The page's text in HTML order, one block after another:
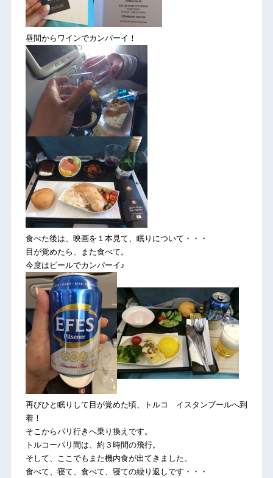
昼間からワインでカンパーイ！
食べた後は、映画を１本見て、眠りについて・・・
目が覚めたら、また食べて。
今度はビールでカンパーイ♪
再びひと眠りして目が覚めた頃、トルコ イスタンブールへ到
着！
そこからパリ行きへ乗り換えです。
トルコーパリ間は、約３時間の飛行。
そして、ここでもまた機内食が出てきました。
食べて、寝て、食べて、寝ての繰り返しです・・・